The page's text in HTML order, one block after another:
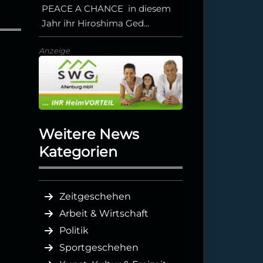
PEACE A CHANCE in diesem
Jahr ihr Hiroshima Ged...
Anzeige
Weitere News
Kategorien
Zeitgeschehen
Arbeit & Wirtschaft
Politik
Sportgeschehen